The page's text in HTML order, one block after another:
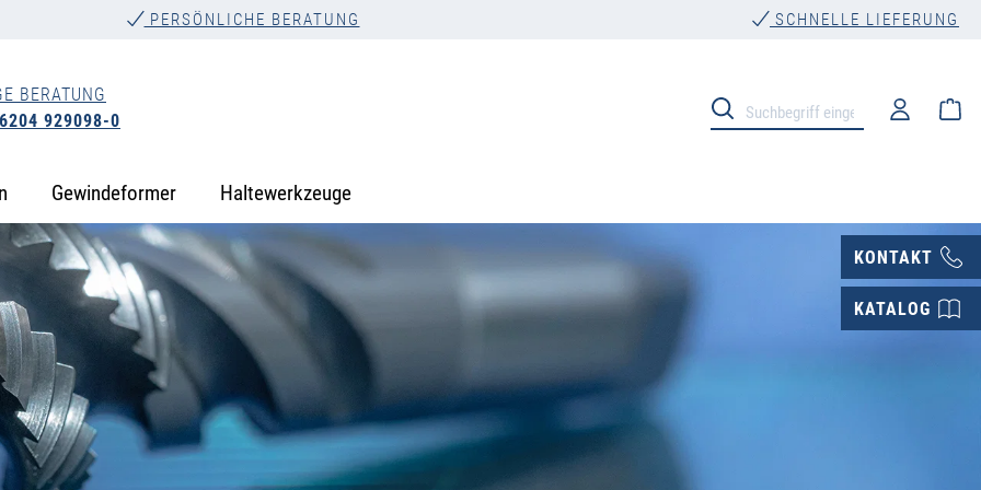
PERSÖNLICHE BERATUNG SCHNELLE LIEFERUNG
BERATUNG
929098-0
Gewindeformer Haltewerkzeuge
KONTAKT
KATALOG